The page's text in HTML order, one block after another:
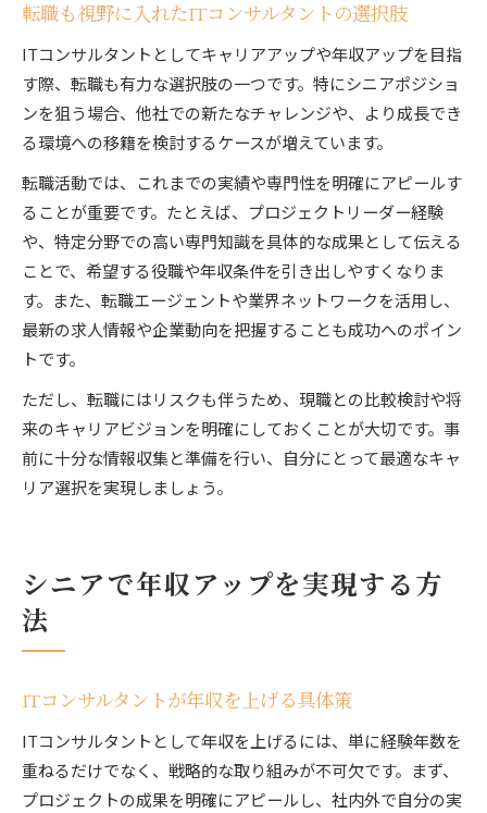
転職も視野に入れたITコンサルタントの選択肢
ITコンサルタントとしてキャリアアップや年収アップを目指
す際、転職も有力な選択肢の一つです。特にシニアポジショ
ンを狙う場合、他社での新たなチャレンジや、より成長でき
る環境への移籍を検討するケースが増えています。
転職活動では、これまでの実績や専門性を明確にアピールす
ることが重要です。たとえば、プロジェクトリーダー経験
や、特定分野での高い専門知識を具体的な成果として伝える
ことで、希望する役職や年収条件を引き出しやすくなりま
す。また、転職エージェントや業界ネットワークを活用し、
最新の求人情報や企業動向を把握することも成功へのポイン
トです。
ただし、転職にはリスクも伴うため、現職との比較検討や将
来のキャリアビジョンを明確にしておくことが大切です。事
前に十分な情報収集と準備を行い、自分にとって最適なキャ
リア選択を実現しましょう。
シニアで年収アップを実現する方
法
ITコンサルタントが年収を上げる具体策
ITコンサルタントとして年収を上げるには、単に経験年数を
重ねるだけでなく、戦略的な取り組みが不可欠です。まず、
プロジェクトの成果を明確にアピールし、社内外で自分の実